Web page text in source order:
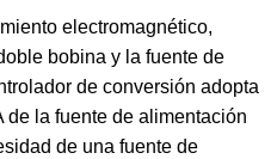
electromagnético,
bobina y la fuente de
de conversión adopta
la fuente de alimentación
de una fuente de